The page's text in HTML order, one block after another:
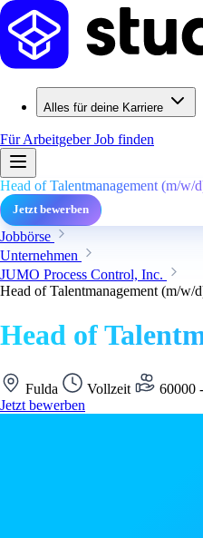
Alles für deine Karriere
Für ArbeitgeberJob finden
Head of Talentmanagement (m/w/
Jetzt bewerben
Jobbörse
Unternehmen
JUMO Process Control, Inc.
Head of Talentmanagement (m/w/
Head of
Fulda Vollzeit 60000
Jetzt bewerben